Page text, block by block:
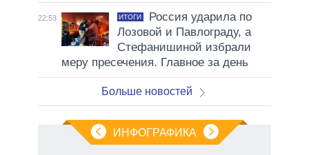
22:53 ИТОГИ
Россия ударила по
Лозовой и Павлограду, а
Стефанишиной избрали
меру пресечения. Главное за день
Больше новостей
ИНФОГРАФИКА